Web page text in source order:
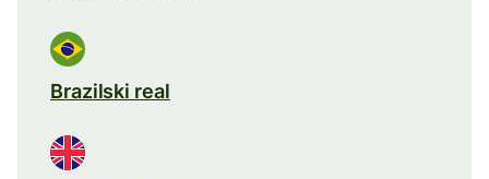
Brazilski real